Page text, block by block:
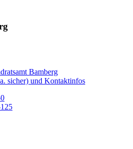
Bamberg
sicher) und Kontaktinfos